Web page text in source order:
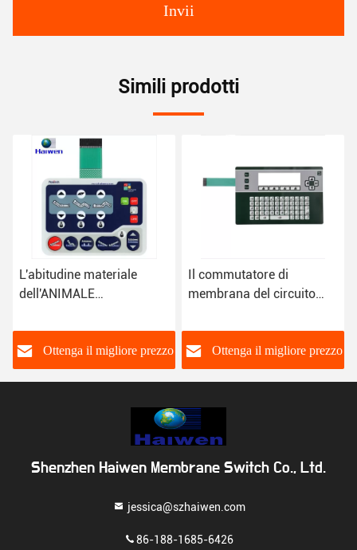
Invii
Simili prodotti
Il commutatore di
membrana del circuito
DOMESTICO dell'OEM
progetta con la cupola del
metallo
Ottenga il migliore prezzo
Tastiera d'argento della
membrana della tastiera
membrana della cupola
del metallo della pasta
Ottenga il migliore prezzo
Shenzhen Haiwen Membrane Switch Co., Ltd.
jessica@szhaiwen.com
86-188-1685-6426